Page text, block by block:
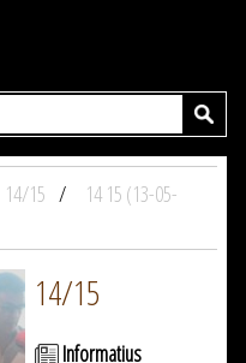
14/15
14 15 (13-05-
14/15
Informatius